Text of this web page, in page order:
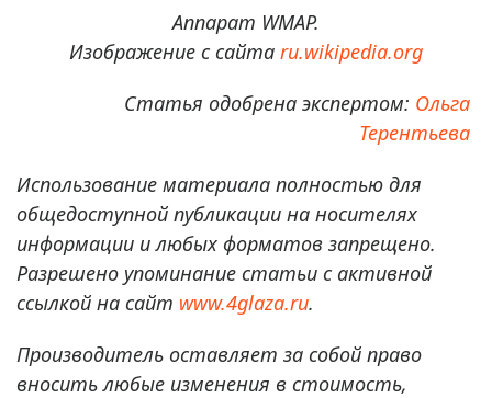
Аппарат WMAP.
Изображение с сайта ru.wikipedia.org
Статья одобрена экспертом: Ольга
Терентьева
Использование материала полностью для
общедоступной публикации на носителях
информации и любых форматов запрещено.
Разрешено упоминание статьи с активной
ссылкой на сайт www.4glaza.ru.
Производитель оставляет за собой право
вносить любые изменения в стоимость,